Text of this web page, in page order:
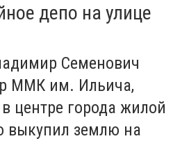
депо на улице
Семенович
ММК им. Ильича,
центре города жилой
выкупил землю на